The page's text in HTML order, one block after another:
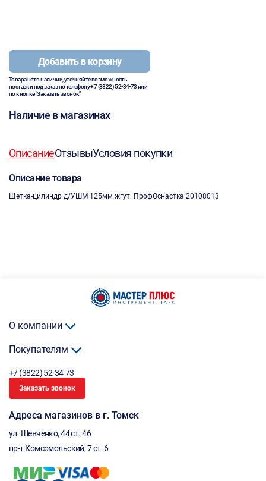
Добавить в корзину
Товара нет в наличии, уточняйте возможность
поставки под заказ по телефону+7 (3822) 52-34-73или
по кнопке "Заказать звонок"
Наличие в магазинах
ОписаниеОтзывыУсловия покупки
Описание товара
Щетка-цилиндр д/УШМ 125мм жгут. ПрофОснастка 20108013
О компании
Покупателям
+7 (3822) 52-34-73
Заказать звонок
Адреса магазинов в г. Томск
ул. Шевченко, 44 ст. 46
пр-т Комсомольский, 7 ст. 6